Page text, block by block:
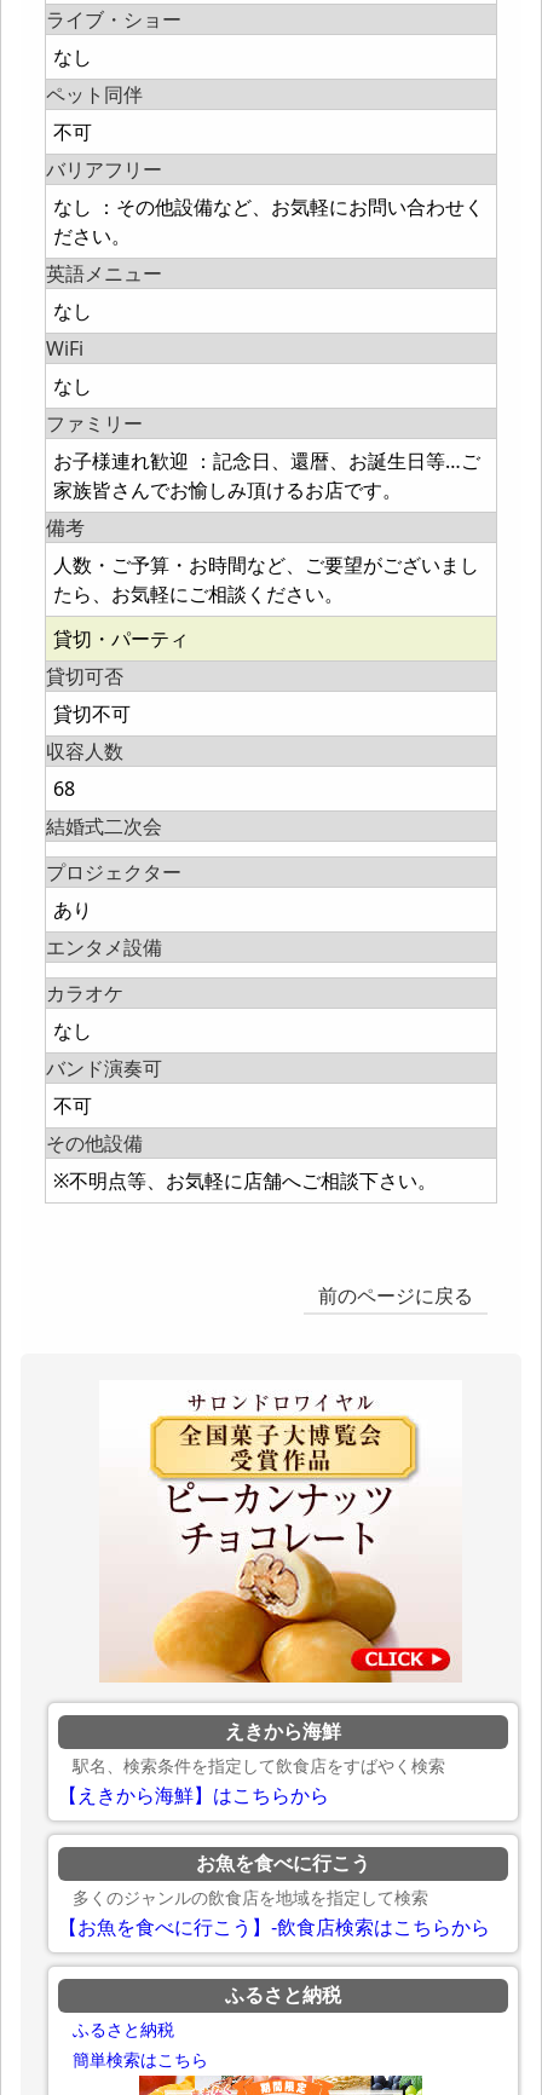
ライブ・ショー
なし
ペット同伴
不可
バリアフリー
なし ：その他設備など、お気軽にお問い合わせく
ださい。
英語メニュー
なし
WiFi
なし
ファミリー
お子様連れ歓迎 ：記念日、還暦、お誕生日等…ご
家族皆さんでお愉しみ頂けるお店です。
備考
人数・ご予算・お時間など、ご要望がございまし
たら、お気軽にご相談ください。
貸切・パーティ
貸切可否
貸切不可
収容人数
68
結婚式二次会
プロジェクター
あり
エンタメ設備
カラオケ
なし
バンド演奏可
不可
その他設備
※不明点等、お気軽に店舗へご相談下さい。
前のページに戻る
えきから海鮮
駅名、検索条件を指定して飲食店をすばやく検索
【えきから海鮮】はこちらから
お魚を食べに行こう
多くのジャンルの飲食店を地域を指定して検索
【お魚を食べに行こう】-飲食店検索はこちらから
ふるさと納税
ふるさと納税
簡単検索はこちら